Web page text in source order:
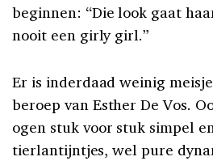
beginnen: “Die look gaat
nooit een girly girl.”
Er is inderdaad weinig
beroep van Esther De Vos.
ogen stuk voor stuk simpel
tierlantijntjes, wel pure